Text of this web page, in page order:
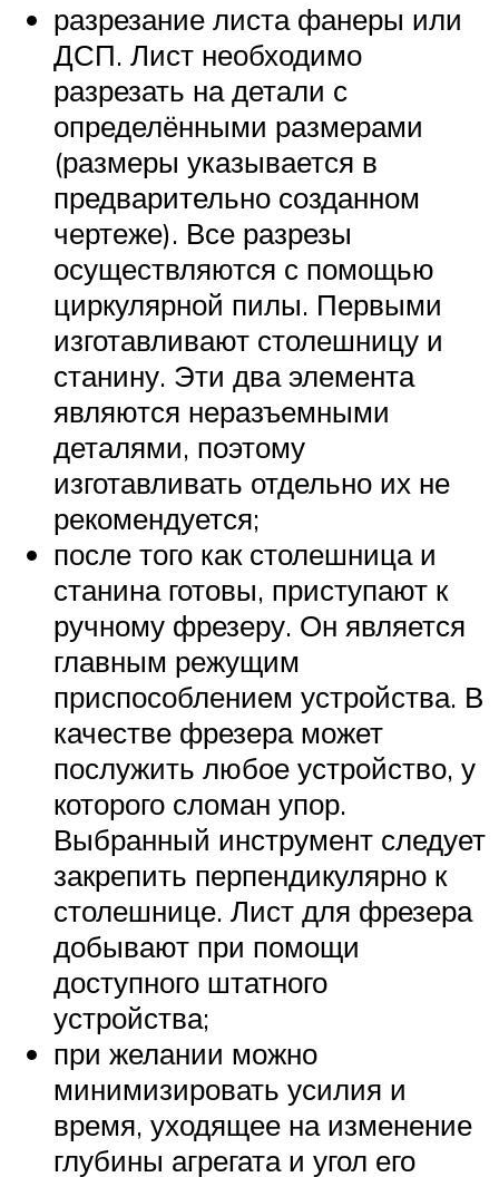
разрезание листа фанеры или
ДСП. Лист необходимо
разрезать на детали с
определёнными размерами
(размеры указывается в
предварительно созданном
чертеже). Все разрезы
осуществляются с помощью
циркулярной пилы. Первыми
изготавливают столешницу и
станину. Эти два элемента
являются неразъемными
деталями, поэтому
изготавливать отдельно их не
рекомендуется;
после того как столешница и
станина готовы, приступают к
ручному фрезеру. Он является
главным режущим
приспособлением устройства. В
качестве фрезера может
послужить любое устройство, у
которого сломан упор.
Выбранный инструмент следует
закрепить перпендикулярно к
столешнице. Лист для фрезера
добывают при помощи
доступного штатного
устройства;
при желании можно
минимизировать усилия и
время, уходящее на изменение
глубины агрегата и угол его